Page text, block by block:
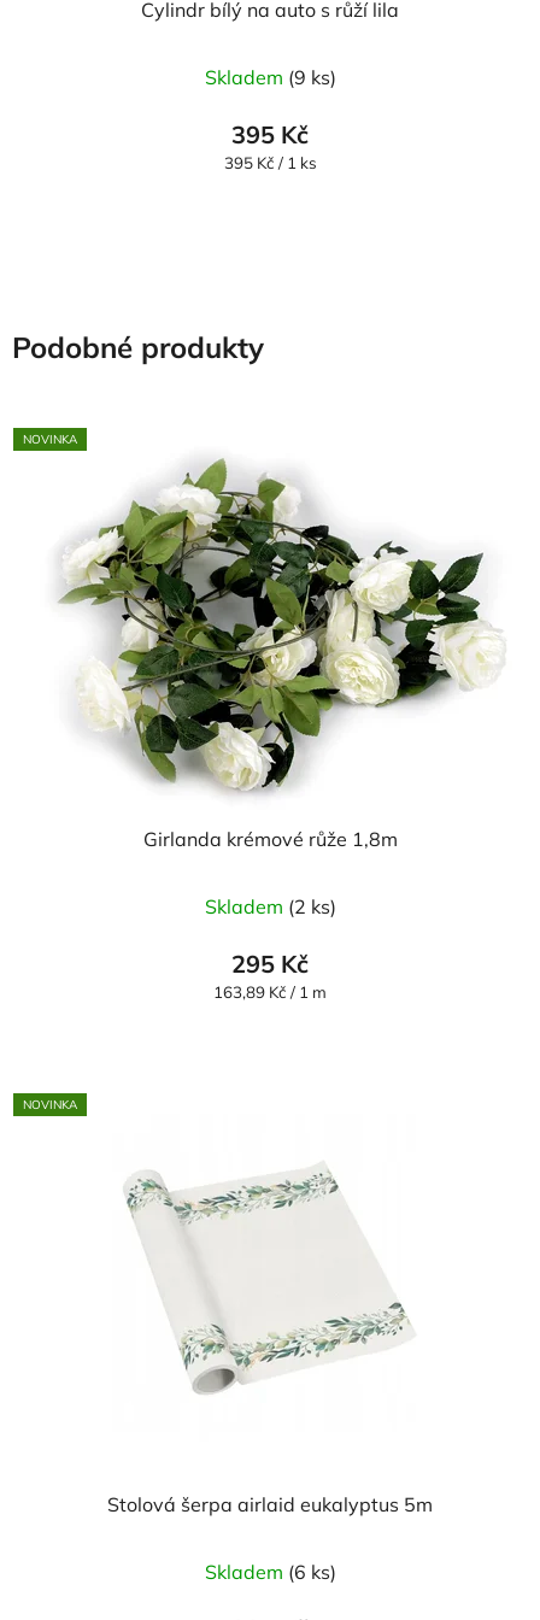
Cylindr bílý na auto s růží lila
Skladem (9 ks)
395 Kč
Měrná
395 Kč / 1 ks
Podobné produkty
NOVINKA
Girlanda krémové růže 1,8m
Skladem (2 ks)
295 Kč
Měrná
163,89 Kč / 1 m
NOVINKA
Stolová šerpa airlaid eukalyptus 5m
Skladem (6 ks)